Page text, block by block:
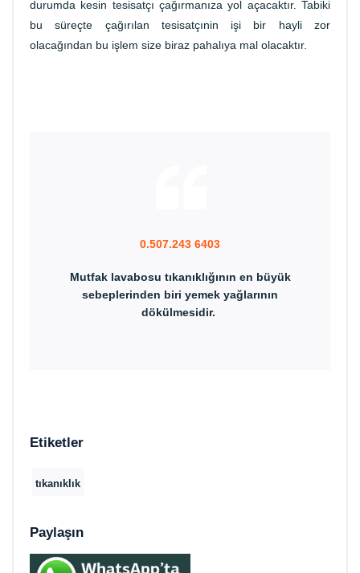
durumda kesin tesisatçı çağırmanıza yol açacaktır. Tabiki
bu süreçte çağırılan tesisatçınin işi bir hayli zor
olacağından bu işlem size biraz pahalıya mal olacaktır.
0.507.243 6403
Mutfak lavabosu tıkanıklığının en büyük
sebeplerinden biri yemek yağlarının
dökülmesidir.
Etiketler
tıkanıklık
Paylaşın